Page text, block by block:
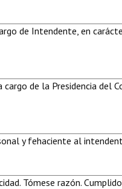
de Intendente, en
de la Presidencia del
y fehaciente al
Tómese razón.